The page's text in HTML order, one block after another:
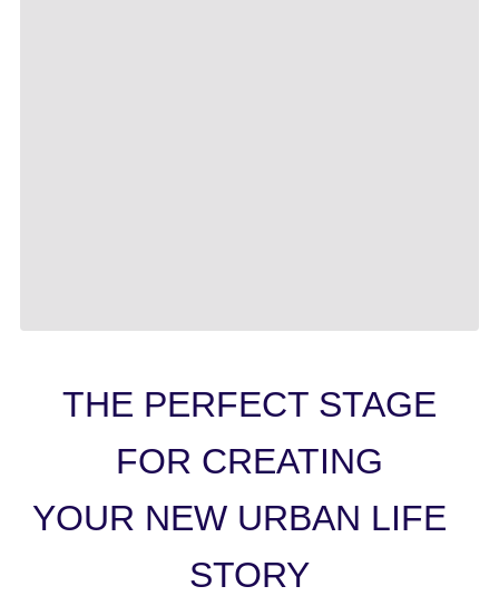
THE PERFECT STAGE
FOR CREATING
YOUR NEW URBAN LIFE
STORY